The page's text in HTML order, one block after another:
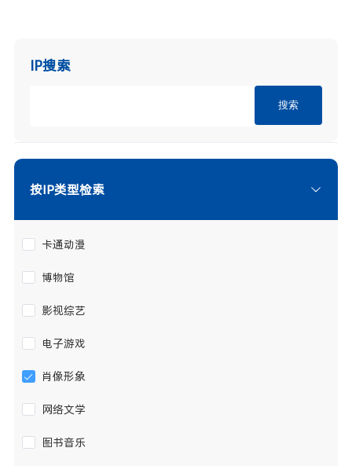
IP搜索
搜索
按IP类型检索
卡通动漫
博物馆
影视综艺
电子游戏
肖像形象
网络文学
图书音乐